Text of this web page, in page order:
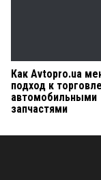
Как Avtopro.ua
подход к торговле
автомобильными
запчастями